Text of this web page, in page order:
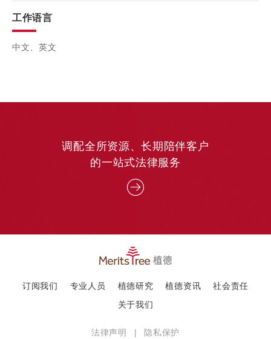
工作语言
中文、英文
调配全所资源、长期陪伴客户
的一站式法律服务
订阅我们 专业人员 植德研究 植德资讯
社会责任
关于我们
法律声明 | 隐私保护